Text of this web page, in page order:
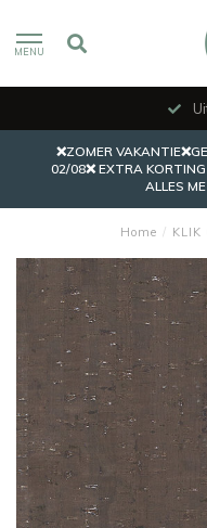
MENU
❌ZOMER
02/08❌ EXTRA
ALLES
Home /